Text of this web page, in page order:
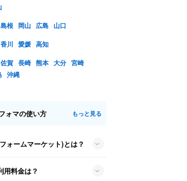
島根 岡山 広島
山口
香川 愛媛 高知
佐賀 長崎 熊本 大分 宮崎
沖縄
ォマの使い方 もっと見る
ォームマーケット)とは？
用料金は？